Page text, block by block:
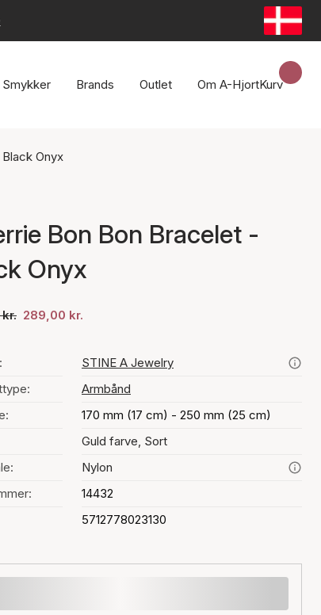
Smykker Brands Outlet Om A-HjortKurv
Onyx
Bon Bon Bracelet -
Onyx
289,00 kr.
STINE A Jewelry
Armbånd
170 mm (17 cm) - 250 mm (25 cm)
Guld farve, Sort
Nylon
14432
5712778023130